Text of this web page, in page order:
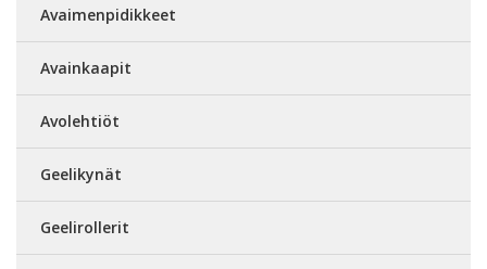
Avaimenpidikkeet
Avainkaapit
Avolehtiöt
Geelikynät
Geelirollerit